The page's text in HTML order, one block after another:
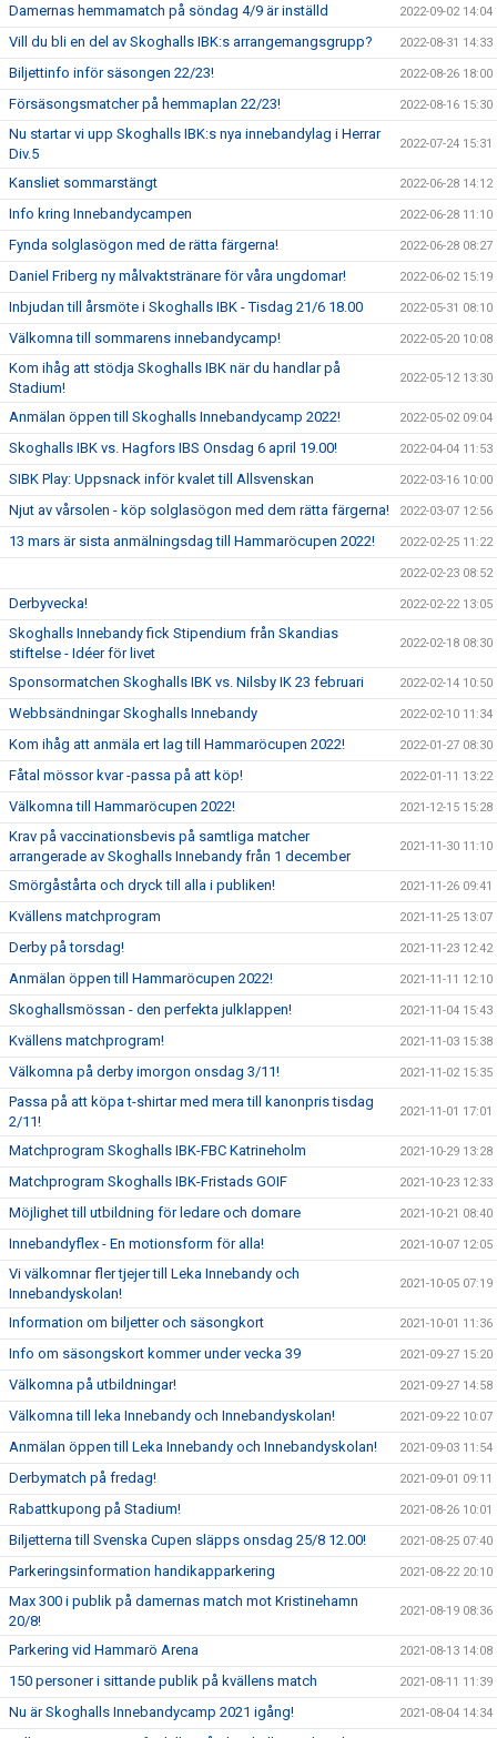
Damernas hemmamatch på söndag 4/9 är inställd 2022-09-02 14:04
Vill du bli en del av Skoghalls IBK:s arrangemangsgrupp? 2022-08-31 14:33
Biljettinfo inför säsongen 22/23! 2022-08-26 18:00
Försäsongsmatcher på hemmaplan 22/23! 2022-08-16 15:30
Nu startar vi upp Skoghalls IBK:s nya innebandylag i Herrar
Div.5
2022-07-24 15:31
Kansliet sommarstängt 2022-06-28 14:12
Info kring Innebandycampen 2022-06-28 11:10
Fynda solglasögon med de rätta färgerna! 2022-06-28 08:27
Daniel Friberg ny målvaktstränare för våra ungdomar! 2022-06-02 15:19
Inbjudan till årsmöte i Skoghalls IBK - Tisdag 21/6 18.00 2022-05-31 08:10
Välkomna till sommarens innebandycamp! 2022-05-20 10:08
Kom ihåg att stödja Skoghalls IBK när du handlar på
Stadium!
2022-05-12 13:30
Anmälan öppen till Skoghalls Innebandycamp 2022! 2022-05-02 09:04
Skoghalls IBK vs. Hagfors IBS Onsdag 6 april 19.00! 2022-04-04 11:53
SIBK Play: Uppsnack inför kvalet till Allsvenskan 2022-03-16 10:00
Njut av vårsolen - köp solglasögon med dem rätta färgerna! 2022-03-07 12:56
13 mars är sista anmälningsdag till Hammaröcupen 2022! 2022-02-25 11:22
2022-02-23 08:52
Derbyvecka! 2022-02-22 13:05
Skoghalls Innebandy fick Stipendium från Skandias
stiftelse - Idéer för livet
2022-02-18 08:30
Sponsormatchen Skoghalls IBK vs. Nilsby IK 23 februari 2022-02-14 10:50
Webbsändningar Skoghalls Innebandy 2022-02-10 11:34
Kom ihåg att anmäla ert lag till Hammaröcupen 2022! 2022-01-27 08:30
Fåtal mössor kvar -passa på att köp! 2022-01-11 13:22
Välkomna till Hammaröcupen 2022! 2021-12-15 15:28
Krav på vaccinationsbevis på samtliga matcher
arrangerade av Skoghalls Innebandy från 1 december
2021-11-30 11:10
Smörgåstårta och dryck till alla i publiken! 2021-11-26 09:41
Kvällens matchprogram 2021-11-25 13:07
Derby på torsdag! 2021-11-23 12:42
Anmälan öppen till Hammaröcupen 2022! 2021-11-11 12:10
Skoghallsmössan - den perfekta julklappen! 2021-11-04 15:43
Kvällens matchprogram! 2021-11-03 15:38
Välkomna på derby imorgon onsdag 3/11! 2021-11-02 15:35
Passa på att köpa t-shirtar med mera till kanonpris tisdag
2/11!
2021-11-01 17:01
Matchprogram Skoghalls IBK-FBC Katrineholm 2021-10-29 13:28
Matchprogram Skoghalls IBK-Fristads GOIF 2021-10-23 12:33
Möjlighet till utbildning för ledare och domare 2021-10-21 08:40
Innebandyflex - En motionsform för alla! 2021-10-07 12:05
Vi välkomnar fler tjejer till Leka Innebandy och
Innebandyskolan!
2021-10-05 07:19
Information om biljetter och säsongkort 2021-10-01 11:36
Info om säsongskort kommer under vecka 39 2021-09-27 15:20
Välkomna på utbildningar! 2021-09-27 14:58
Välkomna till leka Innebandy och Innebandyskolan! 2021-09-22 10:07
Anmälan öppen till Leka Innebandy och Innebandyskolan! 2021-09-03 11:54
Derbymatch på fredag! 2021-09-01 09:11
Rabattkupong på Stadium! 2021-08-26 10:01
Biljetterna till Svenska Cupen släpps onsdag 25/8 12.00! 2021-08-25 07:40
Parkeringsinformation handikapparkering 2021-08-22 20:10
Max 300 i publik på damernas match mot Kristinehamn
20/8!
2021-08-19 08:36
Parkering vid Hammarö Arena 2021-08-13 14:08
150 personer i sittande publik på kvällens match 2021-08-11 11:39
Nu är Skoghalls Innebandycamp 2021 igång! 2021-08-04 14:34